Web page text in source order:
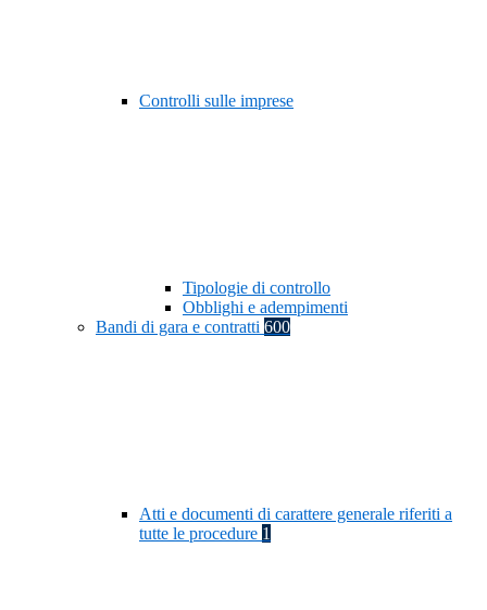
Controlli sulle imprese
Tipologie di controllo
Obblighi e adempimenti
Bandi di gara e contratti 600
Atti e documenti di carattere generale riferiti a
tutte le procedure 1